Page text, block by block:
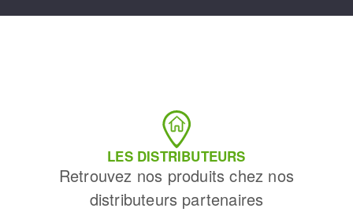
LES DISTRIBUTEURS
Retrouvez nos produits chez nos
distributeurs partenaires